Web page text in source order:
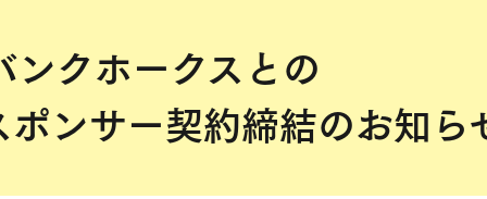
ンクホークスとの
ポンサー契約締結のお知ら